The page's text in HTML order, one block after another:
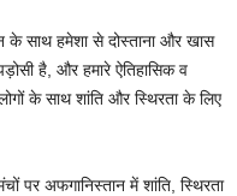
के साथ हमेशा से दोस्ताना और खास
है, और हमारे ऐतिहासिक व
के साथ शांति और स्थिरता के लिए
पर अफगानिस्तान में शांति, स्थिरता